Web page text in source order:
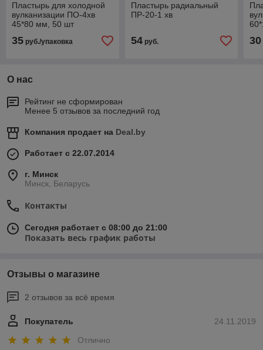
Пластырь для холодной
вулканизации ПО-4хв
45*80 мм, 50 шт
35 руб./упаковка
Пластырь радиальный
ПР-20-1 хв
54руб. 30
О нас
Рейтинг не сформирован
Менее 5 отзывов за последний год
Компания продает на Deal.by
Работает с 22.07.2014
г. Минск
Минск, Беларусь
Контакты
Сегодня работает с 08:00 до 21:00
Показать весь график работы
Отзывы о магазине
2 отзывов за всё время
24.11.2019
Покупатель
Отлично